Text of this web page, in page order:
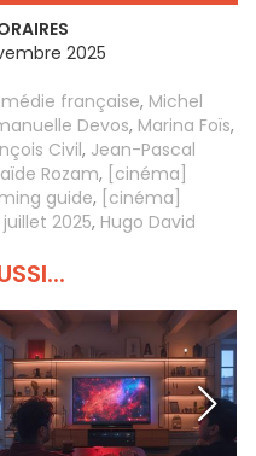
2025
française, Michel
Devos, Marina Foïs,
Civil, Jean-Pascal
Rozam, [cinéma]
guide, [cinéma]
2025, Hugo David